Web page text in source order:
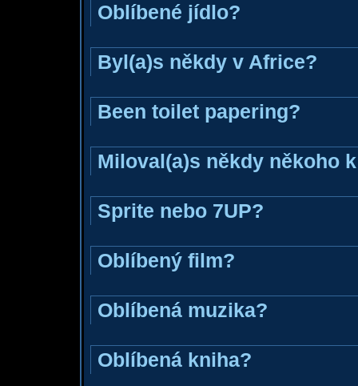
Oblíbené jídlo?
Byl(a)s někdy v Africe?
Been toilet papering?
Miloval(a)s někdy někoho
Sprite nebo 7UP?
Oblíbený film?
Oblíbená muzika?
Oblíbená kniha?